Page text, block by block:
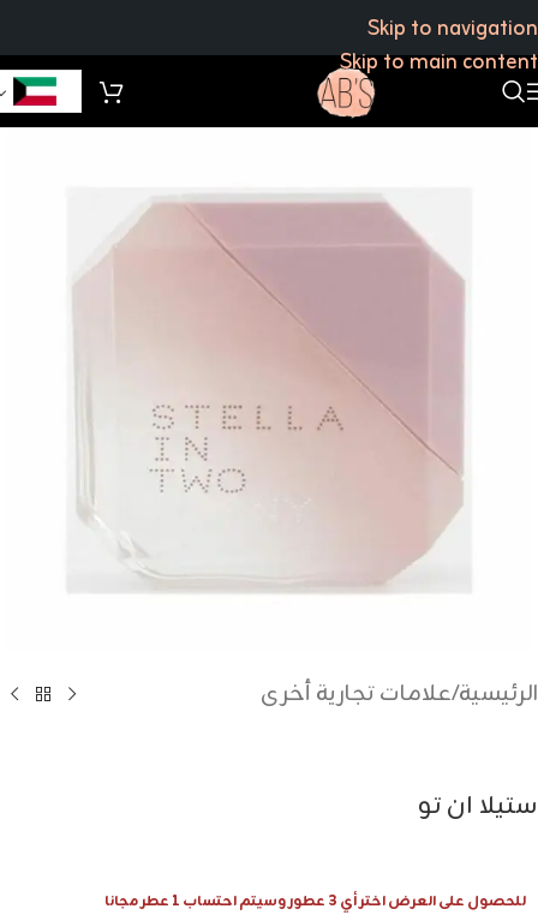
Skip to navigation
Skip to main content
الرئيسية/علامات تجارية أخرى
ستيلا ان تو
للحصول على العرض اختر أي 3 عطور وسيتم احتساب 1 عطر مجانا